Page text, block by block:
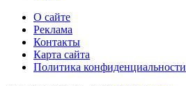
О сайте
Реклама
Контакты
Карта сайта
Политика конфиденциальности